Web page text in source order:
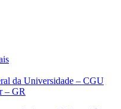
da Universidade – CGU
– GR